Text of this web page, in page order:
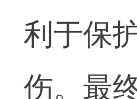
利于保
伤。最